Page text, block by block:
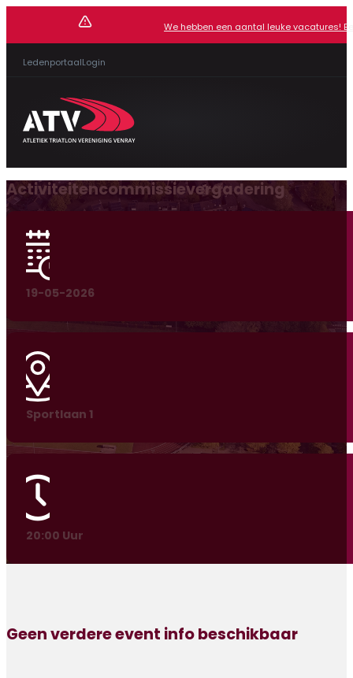
We hebben een aantal leuke vacatures!
LedenportaalLogin
Activiteitencommissievergadering
19-05-2026
Sportlaan 1
20:00 Uur
Geen verdere event info beschikbaar